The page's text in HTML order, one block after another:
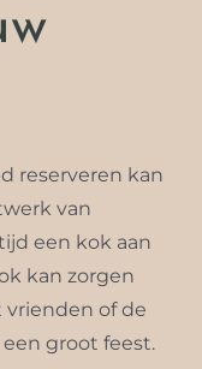
reserveren kan
van
een kok aan
kan zorgen
of de
groot feest.